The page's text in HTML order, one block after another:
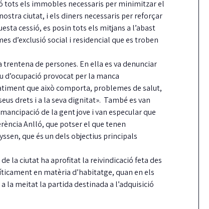
tots els immobles necessaris per minimitzar el
ciutat, i els diners necessaris per reforçar
cessió, es posin tots els mitjans a l’abast
d’exclusió social i residencial que es troben
de persones. En ella es va denunciar
provocat per la manca
que això comporta, problemes de salut,
drets i a la seva dignitat». També es van
de la gent jove i van especular que
Anlló, que potser el que tenen
que és un dels objectius principals
la ciutat ha aprofitat la reivindicació feta des
en matèria d’habitatge, quan en els
la meitat la partida destinada a l’adquisició
dos homes
en una casa
els inquilins
Policies Locals de Castell-
i Santa Cristina els…
La Taula de
coordinació local pel
dret a l’habitatge ja té
reglament aprovat
Guíxols des del Carrer aplaudeix que, per
fi, la Taula sigui una realitat i insta…